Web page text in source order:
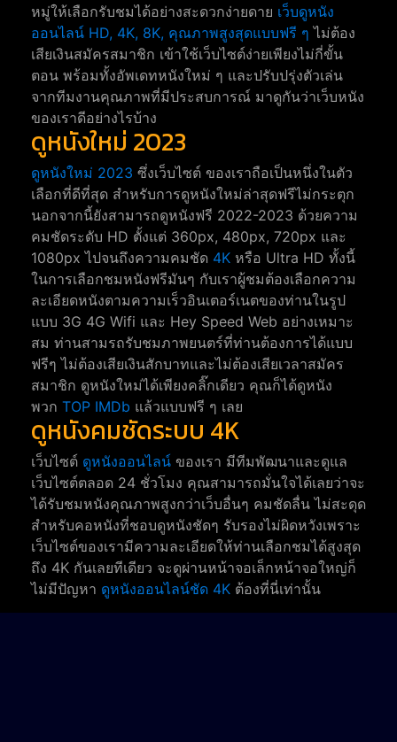
หมู่ให้เลือกรับชมได้อย่างสะดวกง่ายดาย เว็บดูหนัง
ออนไลน์ HD, 4K, 8K, คุณภาพสูงสุดแบบฟรี ๆ ไม่ต้อง
เสียเงินสมัครสมาชิก เข้าใช้เว็บไซต์ง่ายเพียงไม่กี่ขั้น
ตอน พร้อมทั้งอัพเดทหนังใหม่ ๆ และปรับปรุ่งตัวเล่น
จากทีมงานคุณภาพที่มีประสบการณ์ มาดูกันว่าเว็บหนัง
ของเราดีอย่างไรบ้าง
ดูหนังใหม่ 2023
ดูหนังใหม่ 2023 ซึ่งเว็บไซต์ ของเราถือเป็นหนึ่งในตัว
เลือกที่ดีที่สุด สำหรับการดูหนังใหม่ล่าสุดฟรีไม่กระตุก
นอกจากนี้ยังสามารถดูหนังฟรี 2022-2023 ด้วยความ
คมชัดระดับ HD ตั้งแต่ 360px, 480px, 720px และ
1080px ไปจนถึงความคมชัด 4K หรือ Ultra HD ทั้งนี้
ในการเลือกชมหนังฟรีมันๆ กับเราผู้ชมต้องเลือกความ
ละเอียดหนังตามความเร็วอินเตอร์เนตของท่านในรูป
แบบ 3G 4G Wifi และ Hey Speed Web อย่างเหมาะ
สม ท่านสามรถรับชมภาพยนตร์ที่ท่านต้องการได้แบบ
ฟรีๆ ไม่ต้องเสียเงินสักบาทและไม่ต้องเสียเวลาสมัคร
สมาชิก ดูหนังใหม่ได้เพียงคลิ๊กเดียว คุณก็ได้ดูหนัง
พวก TOP IMDb แล้วแบบฟรี ๆ เลย
ดูหนังคมชัดระบบ 4K
เว็บไซต์ ดูหนังออนไลน์ ของเรา มีทีมพัฒนาและดูแล
เว็บไซต์ตลอด 24 ชั่วโมง คุณสามารถมั่นใจได้เลยว่าจะ
ได้รับชมหนังคุณภาพสูงกว่าเว็บอื่นๆ คมชัดลื่น ไม่สะดุด
สำหรับคอหนังที่ชอบดูหนังชัดๆ รับรองไม่ผิดหวังเพราะ
เว็บไซต์ของเรามีความละเอียดให้ท่านเลือกชมได้สูงสุด
ถึง 4K กันเลยทีเดียว จะดูผ่านหน้าจอเล็กหน้าจอใหญ่ก็
ไม่มีปัญหา ดูหนังออนไลน์ชัด 4K ต้องที่นี่เท่านั้น